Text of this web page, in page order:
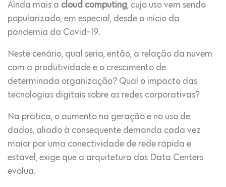
Ainda mais a cloud computing, cujo uso vem sendo
popularizado, em especial, desde o início da
pandemia da Covid-19.
Neste cenário, qual seria, então, a relação da nuvem
com a produtividade e o crescimento de
determinada organização? Qual o impacto das
tecnologias digitais sobre as redes corporativas?
Na prática, o aumento na geração e no uso de
dados, aliado à consequente demanda cada vez
maior por uma conectividade de rede rápida e
estável, exige que a arquitetura dos Data Centers
evolua.